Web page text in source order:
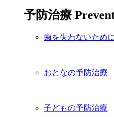
予防治療
歯を失わないため
おとなの予防治療
子どもの予防治療